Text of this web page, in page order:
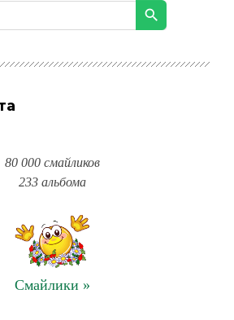
80 000 смайликов
233 альбома
Смайлики »